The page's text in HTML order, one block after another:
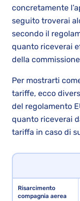
concretamente
seguito troverai
secondo il
quanto riceverai
della
Per mostrarti
tariffe, ecco
del regolamento
quanto riceverai
tariffa in caso di
Risarcimento
compagnia aerea